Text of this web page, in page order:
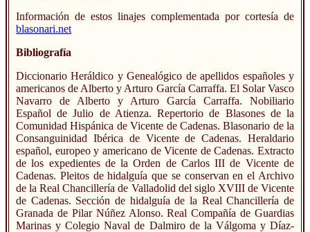
Información de estos linajes complementada por cortesía de
blasonari.net
Bibliografía
Diccionario Heráldico y Genealógico de apellidos españoles y
americanos de Alberto y Arturo García Carraffa. El Solar Vasco
Navarro de Alberto y Arturo García Carraffa. Nobiliario
Español de Julio de Atienza. Repertorio de Blasones de la
Comunidad Hispánica de Vicente de Cadenas. Blasonario de la
Consanguinidad Ibérica de Vicente de Cadenas. Heraldario
español, europeo y americano de Vicente de Cadenas. Extracto
de los expedientes de la Orden de Carlos III de Vicente de
Cadenas. Pleitos de hidalguía que se conservan en el Archivo
de la Real Chancillería de Valladolid del siglo XVIII de Vicente
de Cadenas. Sección de hidalguía de la Real Chancillería de
Granada de Pilar Núñez Alonso. Real Compañía de Guardias
Marinas y Colegio Naval de Dalmiro de la Válgoma y Díaz-